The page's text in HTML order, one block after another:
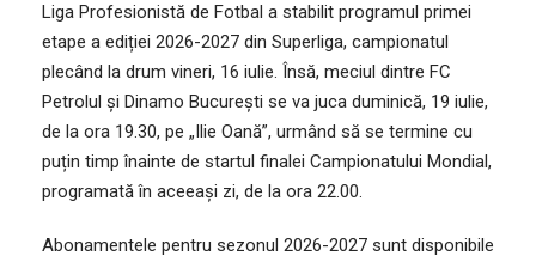
Liga Profesionistă de Fotbal a stabilit programul primei
etape a ediției 2026-2027 din Superliga, campionatul
plecând la drum vineri, 16 iulie. Însă, meciul dintre FC
Petrolul și Dinamo București se va juca duminică, 19 iulie,
de la ora 19.30, pe „Ilie Oană”, urmând să se termine cu
puțin timp înainte de startul finalei Campionatului Mondial,
programată în aceeași zi, de la ora 22.00.
Abonamentele pentru sezonul 2026-2027 sunt disponibile